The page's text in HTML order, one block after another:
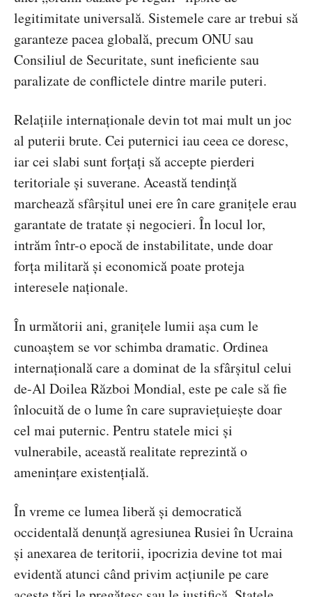
legitimitate universală. Sistemele care ar trebui să
garanteze pacea globală, precum ONU sau
Consiliul de Securitate, sunt ineficiente sau
paralizate de conflictele dintre marile puteri.
Relațiile internaționale devin tot mai mult un joc
al puterii brute. Cei puternici iau ceea ce doresc,
iar cei slabi sunt forțați să accepte pierderi
teritoriale și suverane. Această tendință
marchează sfârșitul unei ere în care granițele erau
garantate de tratate și negocieri. În locul lor,
intrăm într-o epocă de instabilitate, unde doar
forța militară și economică poate proteja
interesele naționale.
În următorii ani, granițele lumii așa cum le
cunoaștem se vor schimba dramatic. Ordinea
internațională care a dominat de la sfârșitul celui
de-Al Doilea Război Mondial, este pe cale să fie
înlocuită de o lume în care supraviețuiește doar
cel mai puternic. Pentru statele mici și
vulnerabile, această realitate reprezintă o
amenințare existențială.
În vreme ce lumea liberă și democratică
occidentală denunță agresiunea Rusiei în Ucraina
și anexarea de teritorii, ipocrizia devine tot mai
evidentă atunci când privim acțiunile pe care